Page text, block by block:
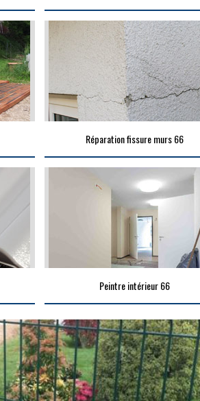
Réparation fissure murs 66
Peintre intérieur 66